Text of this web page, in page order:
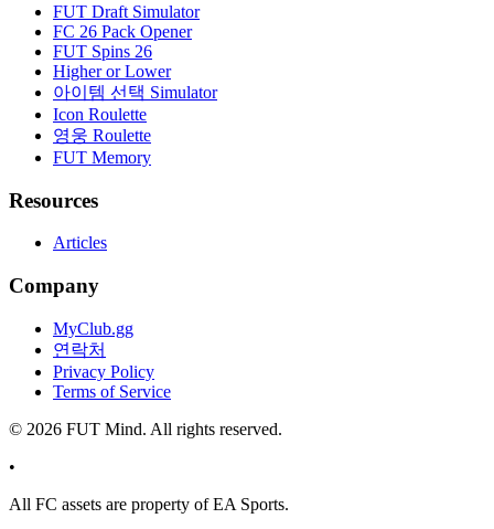
FUT Draft Simulator
FC 26 Pack Opener
FUT Spins 26
Higher or Lower
아이템 선택 Simulator
Icon Roulette
영웅 Roulette
FUT Memory
Resources
Articles
Company
MyClub.gg
연락처
Privacy Policy
Terms of Service
© 2026 FUT Mind. All rights reserved.
•
All FC assets are property of EA Sports.